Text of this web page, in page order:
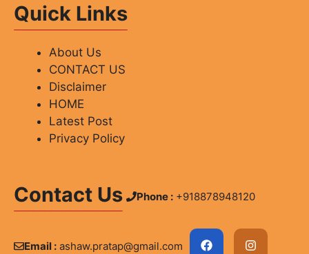
Quick Links
About Us
CONTACT US
Disclaimer
HOME
Latest Post
Privacy Policy
Contact Us Phone : +918878948120
Email : ashaw.pratap@gmail.com